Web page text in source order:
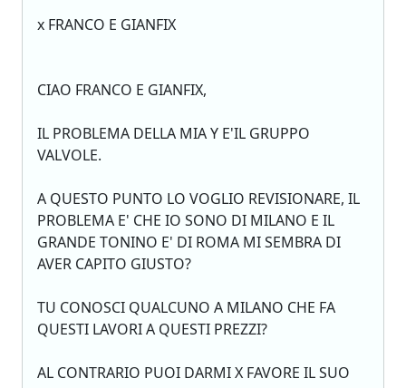
x FRANCO E GIANFIX
CIAO FRANCO E GIANFIX,
IL PROBLEMA DELLA MIA Y E'IL GRUPPO
VALVOLE.
A QUESTO PUNTO LO VOGLIO REVISIONARE, IL
PROBLEMA E' CHE IO SONO DI MILANO E IL
GRANDE TONINO E' DI ROMA MI SEMBRA DI
AVER CAPITO GIUSTO?
TU CONOSCI QUALCUNO A MILANO CHE FA
QUESTI LAVORI A QUESTI PREZZI?
AL CONTRARIO PUOI DARMI X FAVORE IL SUO